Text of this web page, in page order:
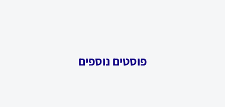
פוסטים נוספים